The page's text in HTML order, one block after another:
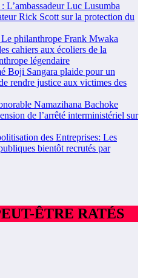
Luc Lusumba
Rick Scott sur la protection du
philanthrope Frank Mwaka
cahiers aux écoliers de la
légendaire
Sangara plaide pour un
rendre justice aux victimes des
Namazihana Bachoke
de l’arrêté interministériel sur
des Entreprises: Les
bientôt recrutés par
ÊTRE RATÉS